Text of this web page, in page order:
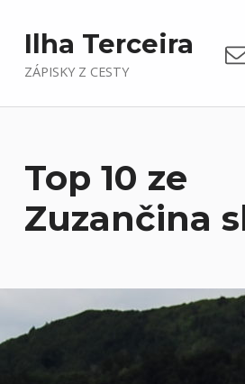
Ilha Terceira
ZÁPISKY Z CESTY
Top 10 ze
Zuzančina